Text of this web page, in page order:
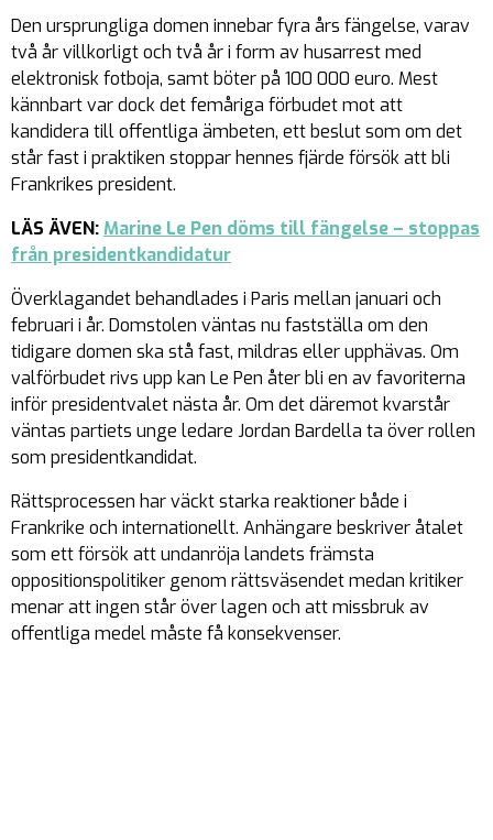
Den ursprungliga domen innebar fyra års fängelse, varav
två år villkorligt och två år i form av husarrest med
elektronisk fotboja, samt böter på 100 000 euro. Mest
kännbart var dock det femåriga förbudet mot att
kandidera till offentliga ämbeten, ett beslut som om det
står fast i praktiken stoppar hennes fjärde försök att bli
Frankrikes president.
LÄS ÄVEN:Marine Le Pen döms till fängelse – stoppas
från presidentkandidatur
Överklagandet behandlades i Paris mellan januari och
februari i år. Domstolen väntas nu fastställa om den
tidigare domen ska stå fast, mildras eller upphävas. Om
valförbudet rivs upp kan Le Pen åter bli en av favoriterna
inför presidentvalet nästa år. Om det däremot kvarstår
väntas partiets unge ledare Jordan Bardella ta över rollen
som presidentkandidat.
Rättsprocessen har väckt starka reaktioner både i
Frankrike och internationellt. Anhängare beskriver åtalet
som ett försök att undanröja landets främsta
oppositionspolitiker genom rättsväsendet medan kritiker
menar att ingen står över lagen och att missbruk av
offentliga medel måste få konsekvenser.